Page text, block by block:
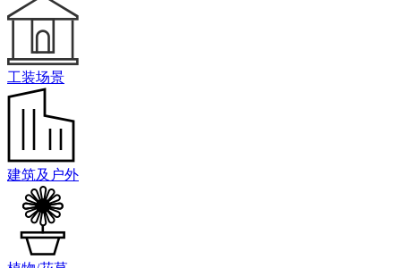
工装场景
建筑及户外